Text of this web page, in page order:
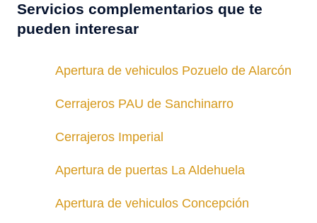
Servicios complementarios que te
pueden interesar
Apertura de vehiculos Pozuelo de Alarcón
Cerrajeros PAU de Sanchinarro
Cerrajeros Imperial
Apertura de puertas La Aldehuela
Apertura de vehiculos Concepción